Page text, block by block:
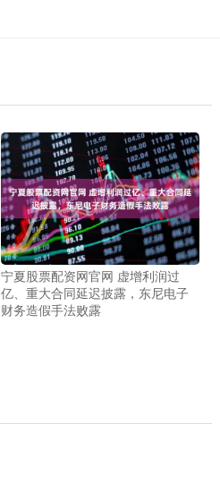
宁夏股票配资网官网 虚增利润过
亿、重大合同延迟披露，东尼电子
财务造假手法败露